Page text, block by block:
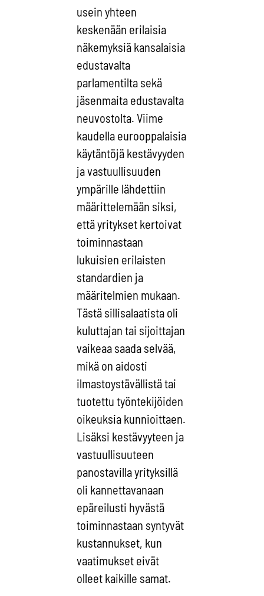
usein yhteen
keskenään erilaisia
näkemyksiä kansalaisia
edustavalta
parlamentilta sekä
jäsenmaita edustavalta
neuvostolta. Viime
kaudella eurooppalaisia
käytäntöjä kestävyyden
ja vastuullisuuden
ympärille lähdettiin
määrittelemään siksi,
että yritykset kertoivat
toiminnastaan
lukuisien erilaisten
standardien ja
määritelmien mukaan.
Tästä sillisalaatista oli
kuluttajan tai sijoittajan
vaikeaa saada selvää,
mikä on aidosti
ilmastoystävällistä tai
tuotettu työntekijöiden
oikeuksia kunnioittaen.
Lisäksi kestävyyteen ja
vastuullisuuteen
panostavilla yrityksillä
oli kannettavanaan
epäreilusti hyvästä
toiminnastaan syntyvät
kustannukset, kun
vaatimukset eivät
olleet kaikille samat.